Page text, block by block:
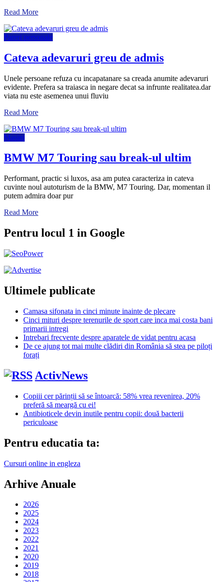
Read More
Pareri personale
Cateva adevaruri greu de admis
Unele persoane refuza cu incapatanare sa creada anumite adevaruri
evidente. Prefera sa traiasca in negare decat sa infrunte realitatea.dar
viata nu este asemenea unui fluviu
Read More
Masini
BMW M7 Touring sau break-ul ultim
Performant, practic si luxos, asa am putea caracteriza in cateva
cuvinte noul autoturism de la BMW, M7 Touring. Dar, momentan il
putem admira doar pur
Read More
Pentru locul 1 in Google
Ultimele publicate
Camasa sifonata in cinci minute inainte de plecare
Cinci mituri despre terenurile de sport care inca mai costa bani
primarii intregi
Intrebari frecvente despre aparatele de vidat pentru acasa
De ce ajung tot mai multe clădiri din România să stea pe piloți
forați
ActivNews
Copiii cer părinții să se întoarcă: 58% vrea revenirea, 20%
preferă să meargă cu ei!
Antibioticele devin inutile pentru copii: două bacterii
periculoase
Pentru educatia ta:
Cursuri online in engleza
Arhive Anuale
2026
2025
2024
2023
2022
2021
2020
2019
2018